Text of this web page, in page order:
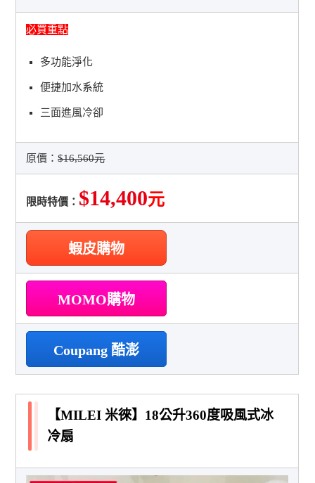
必買重點
多功能淨化
便捷加水系統
三面進風冷卻
原價：$16,560元
限時特價： $14,400元
蝦皮購物
MOMO購物
Coupang 酷澎
【MILEI 米徠】18公升360度吸風式冰
冷扇